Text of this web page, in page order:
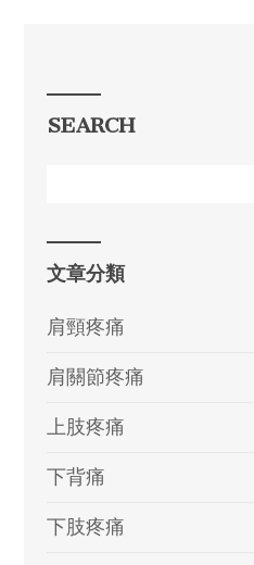
SEARCH
文章分類
肩頸疼痛
肩關節疼痛
上肢疼痛
下背痛
下肢疼痛